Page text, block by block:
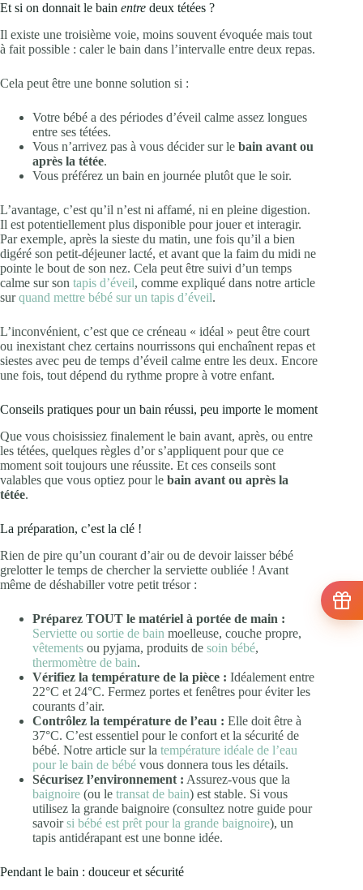
Et si on donnait le bain entre deux tétées ?
Il existe une troisième voie, moins souvent évoquée mais tout
à fait possible : caler le bain dans l’intervalle entre deux repas.
Cela peut être une bonne solution si :
Votre bébé a des périodes d’éveil calme assez longues
entre ses tétées.
Vous n’arrivez pas à vous décider sur le bain avant ou
après la tétée.
Vous préférez un bain en journée plutôt que le soir.
L’avantage, c’est qu’il n’est ni affamé, ni en pleine digestion.
Il est potentiellement plus disponible pour jouer et interagir.
Par exemple, après la sieste du matin, une fois qu’il a bien
digéré son petit-déjeuner lacté, et avant que la faim du midi ne
pointe le bout de son nez. Cela peut être suivi d’un temps
calme sur son tapis d’éveil, comme expliqué dans notre article
surquand mettre bébé sur un tapis d’éveil.
L’inconvénient, c’est que ce créneau « idéal » peut être court
ou inexistant chez certains nourrissons qui enchaînent repas et
siestes avec peu de temps d’éveil calme entre les deux. Encore
une fois, tout dépend du rythme propre à votre enfant.
Conseils pratiques pour un bain réussi, peu importe le moment
Que vous choisissiez finalement le bain avant, après, ou entre
les tétées, quelques règles d’or s’appliquent pour que ce
moment soit toujours une réussite. Et ces conseils sont
valables que vous optiez pour le bain avant ou après la
tétée.
La préparation, c’est la clé !
Rien de pire qu’un courant d’air ou de devoir laisser bébé
grelotter le temps de chercher la serviette oubliée ! Avant
même de déshabiller votre petit trésor :
Préparez TOUT le matériel à portée de main :
Serviette ou sortie de bain moelleuse, couche propre,
vêtements ou pyjama, produits de soin bébé,
thermomètre de bain.
Vérifiez la température de la pièce : Idéalement entre
22°C et 24°C. Fermez portes et fenêtres pour éviter les
courants d’air.
Contrôlez la température de l’eau : Elle doit être à
37°C. C’est essentiel pour le confort et la sécurité de
bébé. Notre article sur la température idéale de l’eau
pour le bain de bébé vous donnera tous les détails.
Sécurisez l’environnement : Assurez-vous que la
baignoire (ou le transat de bain) est stable. Si vous
utilisez la grande baignoire (consultez notre guide pour
savoirsi bébé est prêt pour la grande baignoire), un
tapis antidérapant est une bonne idée.
Pendant le bain : douceur et sécurité